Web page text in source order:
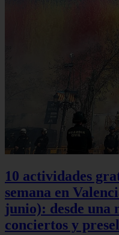
10 actividades
semana en
junio): desde una
conciertos y